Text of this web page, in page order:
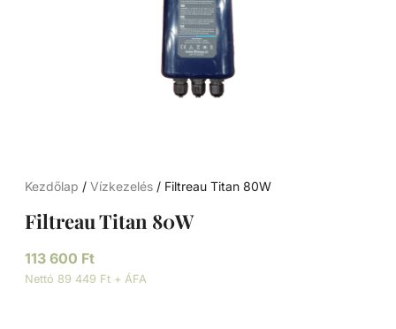
Kezdőlap /Vízkezelés / Filtreau Titan 80W
Filtreau Titan 80W
113 600 Ft
Nettó 89 449 Ft + ÁFA